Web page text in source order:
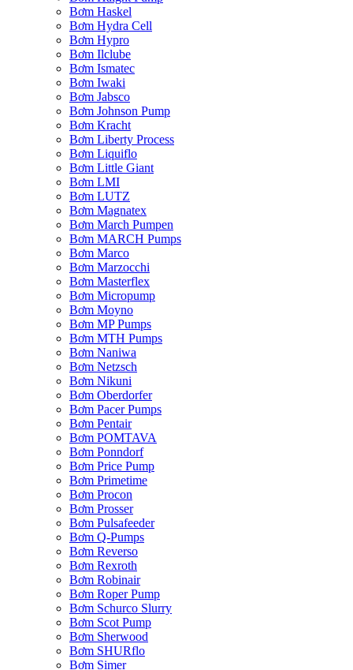
Bơm Haskel
Bơm Hydra Cell
Bơm Hypro
Bơm Ilclube
Bơm Ismatec
Bơm Iwaki
Bơm Jabsco
Bơm Johnson Pump
Bơm Kracht
Bơm Liberty Process
Bơm Liquiflo
Bơm Little Giant
Bơm LMI
Bơm LUTZ
Bơm Magnatex
Bơm March Pumpen
Bơm MARCH Pumps
Bơm Marco
Bơm Marzocchi
Bơm Masterflex
Bơm Micropump
Bơm Moyno
Bơm MP Pumps
Bơm MTH Pumps
Bơm Naniwa
Bơm Netzsch
Bơm Nikuni
Bơm Oberdorfer
Bơm Pacer Pumps
Bơm Pentair
Bơm POMTAVA
Bơm Ponndorf
Bơm Price Pump
Bơm Primetime
Bơm Procon
Bơm Prosser
Bơm Pulsafeeder
Bơm Q-Pumps
Bơm Reverso
Bơm Rexroth
Bơm Robinair
Bơm Roper Pump
Bơm Schurco Slurry
Bơm Scot Pump
Bơm Sherwood
Bơm SHURflo
Bơm Simer